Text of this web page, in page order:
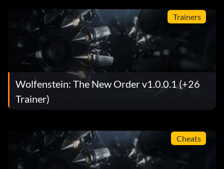
Trainers
Wolfenstein: The New Order v1.0.0.1 (+26
Trainer)
Cheats